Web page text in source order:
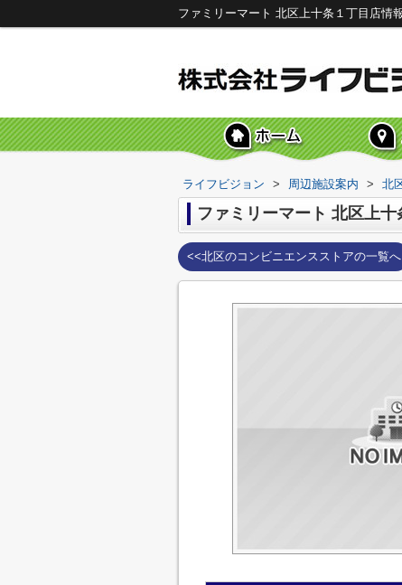
ファミリーマート 北区上十条１丁目店情
ライフビジョン > 周辺施設案内 > 北
ファミリーマート 北区上十
<<北区のコンビニエンスストアの一覧へ